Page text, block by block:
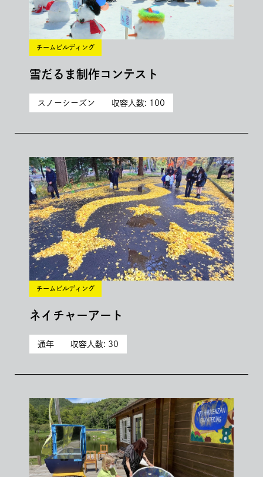
チームビルディング
雪だるま制作コンテスト
スノーシーズン 収容人数: 100
チームビルディング
ネイチャーアート
通年 収容人数: 30